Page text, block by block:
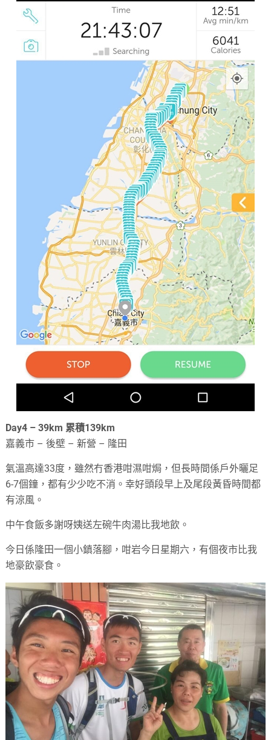
Day4 – 39km 累積139km
嘉義市 – 後壁 – 新營 – 隆田
氣溫高達33度，雖然冇香港咁濕咁焗，但長時間係戶外曬足
6-7個鐘，都有少少吃不消。幸好頭段早上及尾段黃昏時間都
有涼風。
中午食飯多謝呀姨送左碗牛肉湯比我地飲。
今日係隆田一個小鎮落腳，咁岩今日星期六，有個夜市比我
地豪飲豪食。